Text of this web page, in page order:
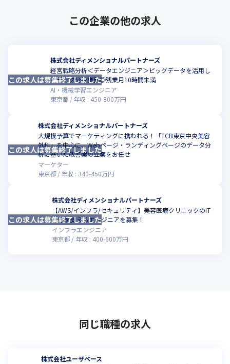
この企業の他の求人
株式会社ディメンショナルパートナーズ
経営戦略分析＜データエンジニア＞ビッグデータを活用し
たデータ分析業務◎残業月10時間未満
AI・機械学習エンジニア
東京都
年収 : 450-800万円
この求人は募集終了しました
株式会社ディメンショナルパートナーズ
大規模予算でマーケティングに携われる！「TCB東京中央美容
外科」を中心に、Webページ・ランディングページのデータ分
析に基いた改善案の立案をお任せ
マーケター
東京都
年収 : 340-450万円
この求人は募集終了しました
株式会社ディメンショナルパートナーズ
【AWS/インフラ/セキュリティ】美容医療クリニックのIT
基盤を支えるエンジニアを募集！
インフラエンジニア
東京都
年収 : 400-600万円
この求人は募集終了しました
同じ職種の求人
株式会社ユーザベース